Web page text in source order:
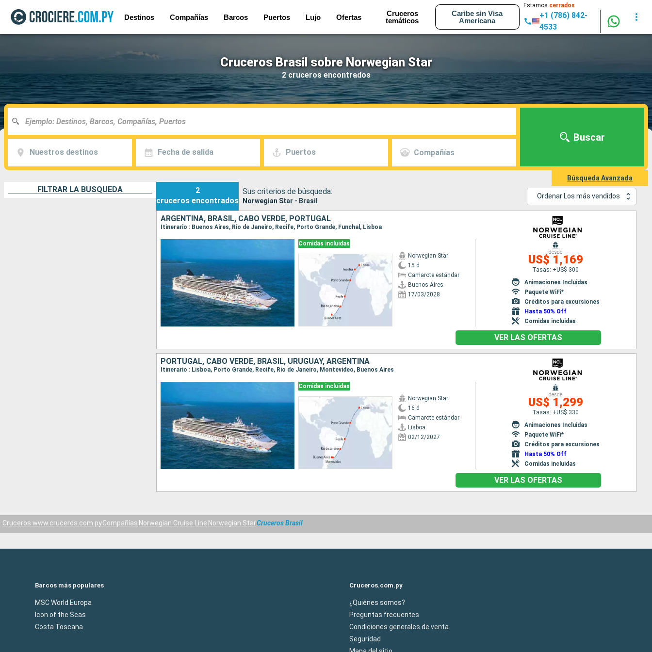
Destinos Compañías Barcos Puertos Lujo Ofertas
Cruceros
temáticos
Caribe sin Visa
Americana
Estamos cerrados
+1 (786) 842-
4533
Cruceros Brasil sobre Norwegian Star
2 cruceros encontrados
Nuestros destinos Fecha de salida Puertos Compañías
Buscar
Búsqueda Avanzada
FILTRAR LA BÚSQUEDA
2
cruceros encontrados
Sus criterios de búsqueda:
Norwegian Star - Brasil
Ordenar Los más vendidos
ARGENTINA, BRASIL, CABO VERDE, PORTUGAL
Itinerario : Buenos Aires, Rio de Janeiro, Recife, Porto Grande, Funchal, Lisboa
Comidas incluidas
Norwegian Star
15 d
Camarote estándar
Buenos Aires
17/03/2028
desde
US$ 1,169
Tasas: +US$ 300
Animaciones Incluidas
Paquete WiFi*
Créditos para excursiones
Hasta 50% Off
Comidas incluidas
VER LAS OFERTAS
PORTUGAL, CABO VERDE, BRASIL, URUGUAY, ARGENTINA
Itinerario : Lisboa, Porto Grande, Recife, Rio de Janeiro, Montevideo, Buenos Aires
Comidas incluidas
Norwegian Star
16 d
Camarote estándar
Lisboa
02/12/2027
desde
US$ 1,299
Tasas: +US$ 330
Animaciones Incluidas
Paquete WiFi*
Créditos para excursiones
Hasta 50% Off
Comidas incluidas
VER LAS OFERTAS
Cruceros www.cruceros.com.pyCompañías Norwegian Cruise Line Norwegian StarCruceros Brasil
Barcos más populares
MSC World Europa
Icon of the Seas
Costa Toscana
Cruceros.com.py
¿Quiénes somos?
Preguntas frecuentes
Condiciones generales de venta
Seguridad